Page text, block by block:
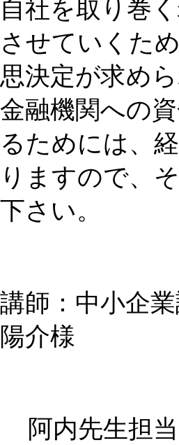
自社を取り巻
させていくた
思決定が求めら
金融機関への
るためには、
りますので、
下さい。
講師：中小企
陽介様
阿内先生担当